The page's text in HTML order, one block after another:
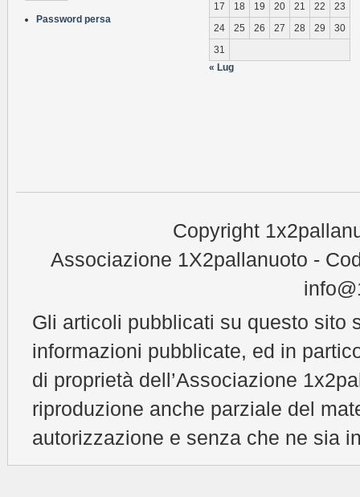
Password persa
17
18 19 20 21 22
23
24
25 26 27 28 29
30
31
« Lug
Copyright
Associazione 1X2pallanuoto -
Gli articoli pubblicati su questo sito
informazioni pubblicate, ed in
di proprietà dell’Associazione
riproduzione anche parziale del
autorizzazione e senza che ne sia